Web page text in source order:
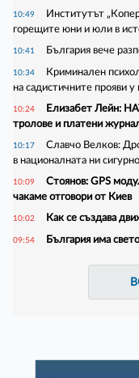
10:49
Институтът
горещите юни и юли в
10:41 България вече
10:34
Криминален
на садистичните прояви
10:24
Елизабет Лейн:
тролове и платени
10:17
Славчо Велков:
в националната ни
10:09
Стоянов: GPS
чакаме отговори от Киев
10:02 Как се създава
09:54 България има